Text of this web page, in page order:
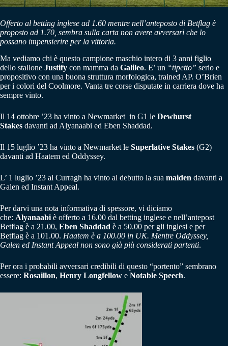
Offerto al betting inglese ad 1.60 mentre nell’anteposto di Betflag è
proposto ad 1.70, sembra sulla carta non avere avversari che lo
possano impensierire per la vittoria.
Ma vediamo chi è questo campione maschio intero di 3 anni figlio
dello stallone Justify con mamma da Galileo. E’ un “tipetto” serio e
propositivo con una buona struttura morfologica, trained AP. O’Brien
per i colori del Coolmore. Vanta tre corse disputate in carriera dove ha
sempre vinto.
Il 14 ottobre ’23 ha vinto a Newmarket in G1 le Dewhurst
Stakes davanti ad Alyanaabi ed Eben Shaddad.
Il 15 luglio ’23 ha vinto a Newmarket le Superlative Stakes (G2)
davanti ad Haatem ed Oddyssey.
L’ 1 luglio ’23 al Curragh ha vinto al debutto la sua maiden davanti a
Galen ed Instant Appeal.
Per darvi una nota informativa di spessore, vi diciamo
che: Alyanaabi è offerto a 16.00 dal betting inglese e nell’antepost
Betflag è a 21.00, Eben Shaddad è a 50.00 per gli inglesi e per
Betflag è a 101.00. Haatem è a 100.00 in UK. Mentre Oddyssey,
Galen ed Instant Appeal non sono già più considerati partenti.
Per ora i probabili avversari credibili di questo “portento” sembrano
essere: Rosaillon, Henry Longfellow e Notable Speech.